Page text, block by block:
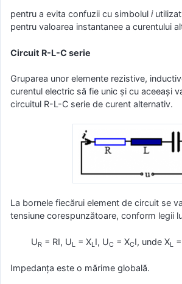
pentru a evita confuzii cu simbolul iutilizat
pentru valoarea instantanee a curentului
Circuit R-L-C serie
Gruparea unor elemente rezistive,
curentul electric să fie unic şi cu aceeaşi
circuitul R-L-C serie de curent alternativ.
La bornele fiecărui element de circuit se
tensiune corespunzătoare, conform legii
UR= RI, UL = XLI, UC = XCI, unde XL
Impedanța este o mărime globală.